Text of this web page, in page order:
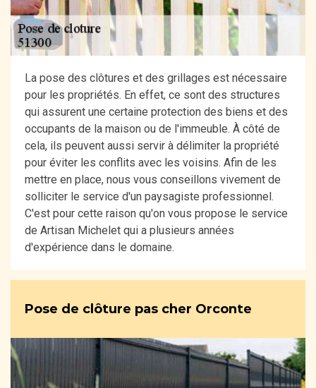
La pose des clôtures et des grillages est nécessaire
pour les propriétés. En effet, ce sont des structures
qui assurent une certaine protection des biens et des
occupants de la maison ou de l'immeuble. À côté de
cela, ils peuvent aussi servir à délimiter la propriété
pour éviter les conflits avec les voisins. Afin de les
mettre en place, nous vous conseillons vivement de
solliciter le service d'un paysagiste professionnel.
C'est pour cette raison qu'on vous propose le service
de Artisan Michelet qui a plusieurs années
d'expérience dans le domaine.
Pose de clôture pas cher Orconte